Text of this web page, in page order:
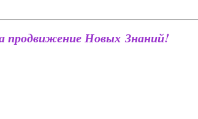
продвижение Новых Знаний!